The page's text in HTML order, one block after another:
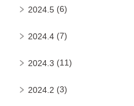
2024.5 (6)
2024.4 (7)
2024.3 (11)
2024.2 (3)